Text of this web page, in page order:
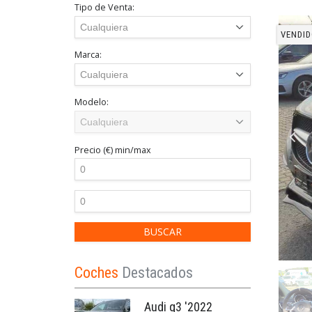
Tipo de Venta:
Marca:
Modelo:
Precio (€)min/max
Coches Destacados
Audi q3 '2022